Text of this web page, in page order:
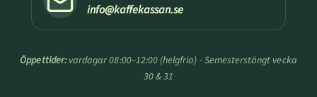
info@kaffekassan.se
Öppettider:vardagar 08:00–12:00 (helgfria) - Semesterstängt vecka
30 & 31